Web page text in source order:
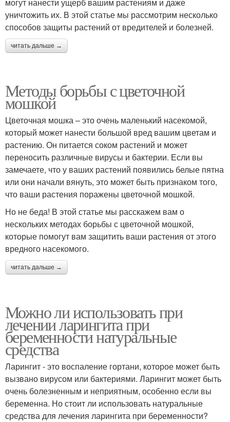
уничтожить их. В этой статье мы рассмотрим несколько
способов защиты растений от вредителей и болезней.
читать дальше →
Методы борьбы с цветочной
мошкой
Цветочная мошка – это очень маленький насекомой,
который может нанести большой вред вашим цветам и
растению. Он питается соком растений и может
переносить различные вирусы и бактерии. Если вы
замечаете, что у ваших растений появились белые пятна
или они начали вянуть, это может быть признаком того,
что ваши растения поражены цветочной мошкой.
Но не беда! В этой статье мы расскажем вам о
нескольких методах борьбы с цветочной мошкой,
которые помогут вам защитить ваши растения от этого
вредного насекомого.
читать дальше →
Можно ли использовать при
лечении ларингита при
беременности натуральные
средства
Ларингит - это воспаление гортани, которое может быть
вызвано вирусом или бактериями. Ларингит может быть
очень болезненным и неприятным, особенно если вы
беременна. Но стоит ли использовать натуральные
средства для лечения ларингита при беременности?